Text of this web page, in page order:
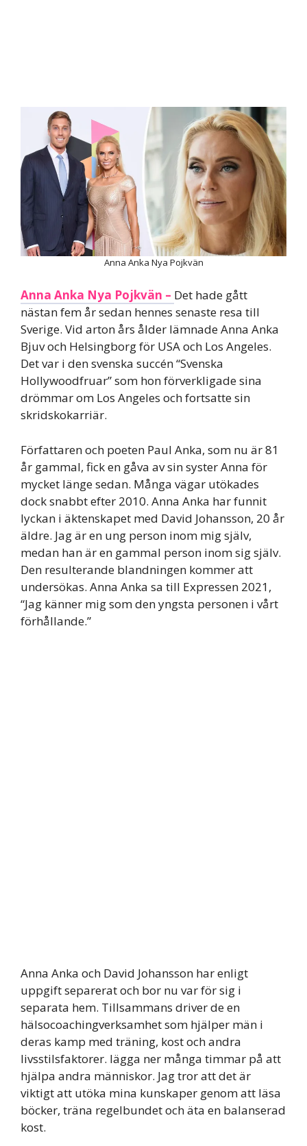
Anna Anka Nya Pojkvän
Anna Anka Nya Pojkvän – Det hade gått
nästan fem år sedan hennes senaste resa till
Sverige. Vid arton års ålder lämnade Anna Anka
Bjuv och Helsingborg för USA och Los Angeles.
Det var i den svenska succén “Svenska
Hollywoodfruar” som hon förverkligade sina
drömmar om Los Angeles och fortsatte sin
skridskokarriär.
Författaren och poeten Paul Anka, som nu är 81
år gammal, fick en gåva av sin syster Anna för
mycket länge sedan. Många vägar utökades
dock snabbt efter 2010. Anna Anka har funnit
lyckan i äktenskapet med David Johansson, 20 år
äldre. Jag är en ung person inom mig själv,
medan han är en gammal person inom sig själv.
Den resulterande blandningen kommer att
undersökas. Anna Anka sa till Expressen 2021,
“Jag känner mig som den yngsta personen i vårt
förhållande.”
Anna Anka och David Johansson har enligt
uppgift separerat och bor nu var för sig i
separata hem. Tillsammans driver de en
hälsocoachingverksamhet som hjälper män i
deras kamp med träning, kost och andra
livsstilsfaktorer. lägga ner många timmar på att
hjälpa andra människor. Jag tror att det är
viktigt att utöka mina kunskaper genom att läsa
böcker, träna regelbundet och äta en balanserad
kost.